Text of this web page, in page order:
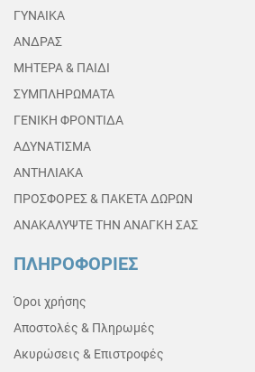
ΓΥΝΑΙΚΑ
ΑΝΔΡΑΣ
ΜΗΤΕΡΑ & ΠΑΙΔΙ
ΣΥΜΠΛΗΡΩΜΑΤΑ
ΓΕΝΙΚΗ ΦΡΟΝΤΙΔΑ
ΑΔΥΝΑΤΙΣΜΑ
ΑΝΤΗΛΙΑΚΑ
ΠΡΟΣΦΟΡΕΣ & ΠΑΚΕΤΑ ΔΩΡΩΝ
ΑΝΑΚΑΛΥΨΤΕ ΤΗΝ ΑΝΑΓΚΗ ΣΑΣ
ΠΛΗΡΟΦΟΡΙΕΣ
Όροι χρήσης
Αποστολές & Πληρωμές
Ακυρώσεις & Επιστροφές